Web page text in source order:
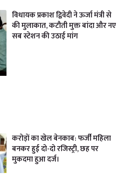
विधायक प्रकाश द्विवेदी ने ऊर्जा मंत्री से
की मुलाकात, कटौती मुक्त बांदा और नए
सब स्टेशन की उठाई मांग
करोड़ों का खेल बेनकाब: फर्जी महिला
बनकर हुई दो-दो रजिस्ट्री, छह पर
मुकदमा हुआ दर्ज।